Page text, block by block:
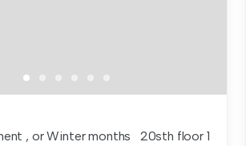
, or Winter months 20sth floor 1